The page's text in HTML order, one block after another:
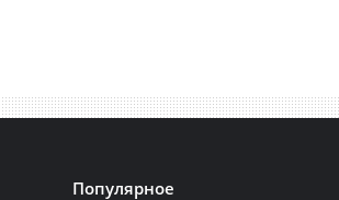
Популярное